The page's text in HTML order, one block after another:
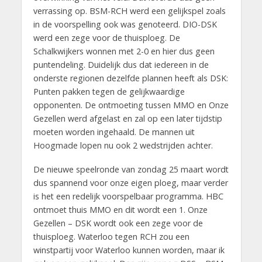
verrassing op. BSM-RCH werd een gelijkspel zoals
in de voorspelling ook was genoteerd. DIO-DSK
werd een zege voor de thuisploeg. De
Schalkwijkers wonnen met 2-0 en hier dus geen
puntendeling. Duidelijk dus dat iedereen in de
onderste regionen dezelfde plannen heeft als DSK:
Punten pakken tegen de gelijkwaardige
opponenten. De ontmoeting tussen MMO en Onze
Gezellen werd afgelast en zal op een later tijdstip
moeten worden ingehaald. De mannen uit
Hoogmade lopen nu ook 2 wedstrijden achter.
De nieuwe speelronde van zondag 25 maart wordt
dus spannend voor onze eigen ploeg, maar verder
is het een redelijk voorspelbaar programma. HBC
ontmoet thuis MMO en dit wordt een 1. Onze
Gezellen – DSK wordt ook een zege voor de
thuisploeg. Waterloo tegen RCH zou een
winstpartij voor Waterloo kunnen worden, maar ik